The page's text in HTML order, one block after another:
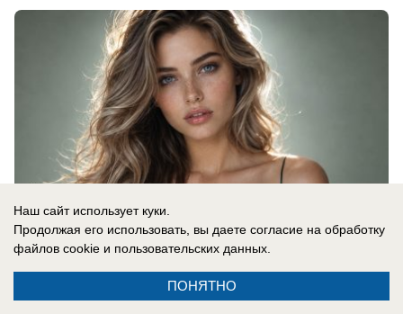
08.08.2026 0
Наш сайт использует куки.
Продолжая его использовать, вы даете согласие на обработку
файлов cookie и пользовательских данных.
ПОНЯТНО